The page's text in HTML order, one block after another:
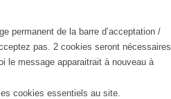
permanent de la barre d’acceptation /
pas. 2 cookies seront nécessaires
le message apparaitrait à nouveau à
cookies essentiels au site.